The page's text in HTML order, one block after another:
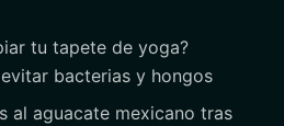
tu tapete de yoga?
bacterias y hongos
al aguacate mexicano tras